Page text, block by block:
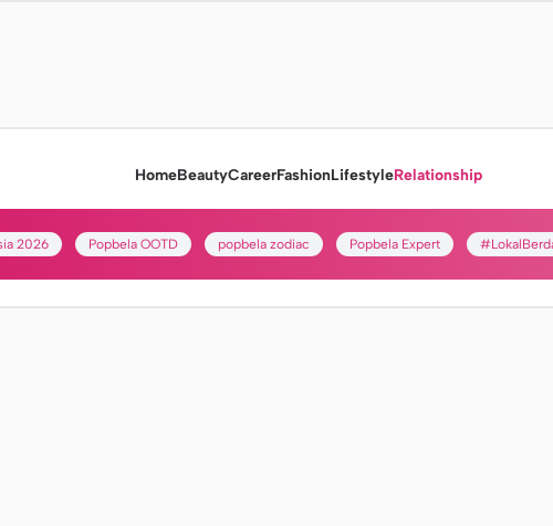
HomeBeautyCareerFashionLifestyleRelationship
2026 Popbela OOTD popbela zodiac Popbela Expert